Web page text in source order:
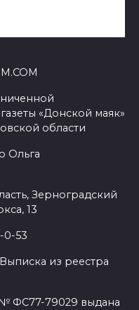
«Донской маяк»
области
Ольга
Зерноградский
13
0-53
из реестра
ФС77-79029 выдана